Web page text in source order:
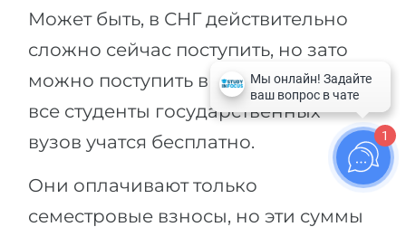
Может быть, в СНГ действительно
сложно сейчас поступить, но зато
можно поступить в Германии, где
все студенты государственных
вузов учатся бесплатно.
Они оплачивают только
семестровые взносы, но эти суммы
1